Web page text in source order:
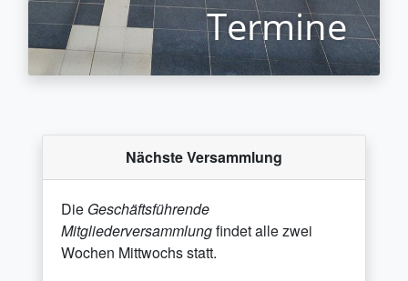
Termine
Nächste Versammlung
Die Geschäftsführende
Mitgliederversammlungfindet alle zwei
Wochen Mittwochs statt.